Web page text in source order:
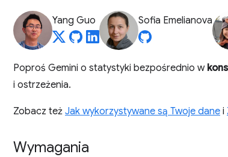
Yang Guo Sofia Emelianova
Poproś Gemini o statystyki bezpośrednio w
i ostrzeżenia.
Zobacz też Jak wykorzystywane są Twoje dane i
Wymagania